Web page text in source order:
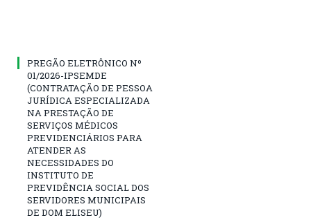
PREGÃO ELETRÔNICO Nº
01/2026-IPSEMDE
(CONTRATAÇÃO DE PESSOA
JURÍDICA ESPECIALIZADA
NA PRESTAÇÃO DE
SERVIÇOS MÉDICOS
PREVIDENCIÁRIOS PARA
ATENDER AS
NECESSIDADES DO
INSTITUTO DE
PREVIDÊNCIA SOCIAL DOS
SERVIDORES MUNICIPAIS
DE DOM ELISEU)